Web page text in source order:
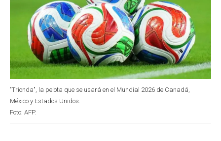
"Trionda", la pelota que se usará en el Mundial 2026 de Canadá,
México y Estados Unidos.
Foto: AFP.